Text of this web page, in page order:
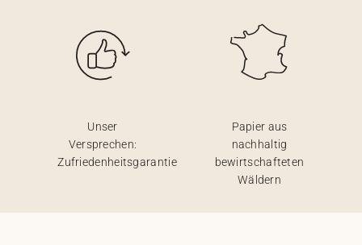
Unser
Versprechen:
Zufriedenheitsgarantie
Papier aus
nachhaltig
bewirtschafteten
Wäldern